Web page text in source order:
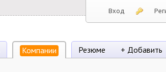
Вход
Компании Резюме + Добавить